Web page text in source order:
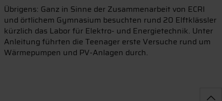
Übrigens: Ganz in Sinne der Zusammenarbeit von ECRI
und örtlichem Gymnasium besuchten rund 20 Elftklässler
kürzlich das Labor für Elektro- und Energietechnik. Unter
Anleitung führten die Teenager erste Versuche rund um
Wärmepumpen und PV-Anlagen durch.